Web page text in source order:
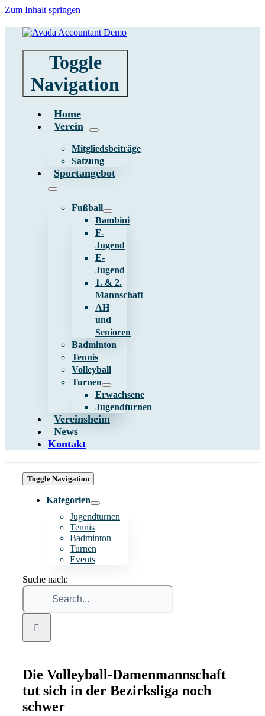
Zum Inhalt springen
Toggle
Navigation
Home
Verein
Mitgliedsbeiträge
Satzung
Sportangebot
Fußball
Bambini
F-
Jugend
E-
Jugend
1. & 2.
Mannschaft
AH
und
Senioren
Badminton
Tennis
Volleyball
Turnen
Erwachsene
Jugendturnen
Vereinsheim
News
Kontakt
Toggle Navigation
Kategorien
Jugendturnen
Tennis
Badminton
Turnen
Events
Suche nach:
Die Volleyball-Damenmannschaft
tut sich in der Bezirksliga noch
schwer